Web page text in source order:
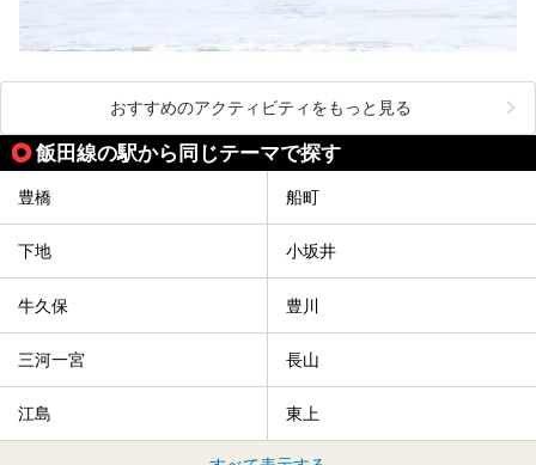
おすすめのアクティビティをもっと見る
飯田線の駅から同じテーマで探す
豊橋 船町
下地 小坂井
牛久保 豊川
三河一宮 長山
江島 東上